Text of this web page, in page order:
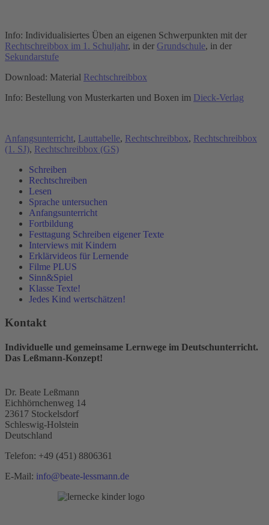
powered byUsercentrics Consent
Management Platform&eRecht24
Info: Individualisiertes Üben an eigenen Schwerpunkten mit der
Rechtschreibbox im 1. Schuljahr, in der Grundschule, in der
Sekundarstufe
Download: Material Rechtschreibbox
Info: Bestellung von Musterkarten und Boxen im Dieck-Verlag
Anfangsunterricht, Lauttabelle, Rechtschreibbox, Rechtschreibbox
(1. SJ), Rechtschreibbox (GS)
Schreiben
Rechtschreiben
Lesen
Sprache untersuchen
Anfangsunterricht
Fortbildung
Festtagung Schreiben eigener Texte
Interviews mit Kindern
Erklärvideos für Lernende
Filme PLUS
Sinn&Spiel
Klasse Texte!
Jedes Kind wertschätzen!
Kontakt
Individuelle und gemeinsame Lernwege im Deutschunterricht.
Das Leßmann-Konzept!
Dr. Beate Leßmann
Eichhörnchenweg 14
23617 Stockelsdorf
Schleswig-Holstein
Deutschland
Telefon: +49 (451) 8806361
E-Mail: info@beate-lessmann.de